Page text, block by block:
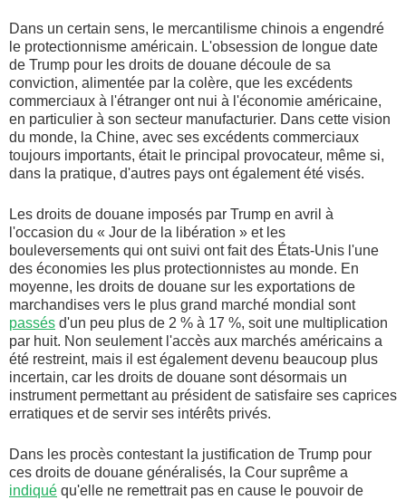
Dans un certain sens, le mercantilisme chinois a engendré
le protectionnisme américain. L'obsession de longue date
de Trump pour les droits de douane découle de sa
conviction, alimentée par la colère, que les excédents
commerciaux à l'étranger ont nui à l'économie américaine,
en particulier à son secteur manufacturier. Dans cette vision
du monde, la Chine, avec ses excédents commerciaux
toujours importants, était le principal provocateur, même si,
dans la pratique, d'autres pays ont également été visés.
Les droits de douane imposés par Trump en avril à
l'occasion du « Jour de la libération » et les
bouleversements qui ont suivi ont fait des États-Unis l'une
des économies les plus protectionnistes au monde. En
moyenne, les droits de douane sur les exportations de
marchandises vers le plus grand marché mondial sont
passés d'un peu plus de 2 % à 17 %, soit une multiplication
par huit. Non seulement l'accès aux marchés américains a
été restreint, mais il est également devenu beaucoup plus
incertain, car les droits de douane sont désormais un
instrument permettant au président de satisfaire ses caprices
erratiques et de servir ses intérêts privés.
Dans les procès contestant la justification de Trump pour
ces droits de douane généralisés, la Cour suprême a
indiqué qu'elle ne remettrait pas en cause le pouvoir de